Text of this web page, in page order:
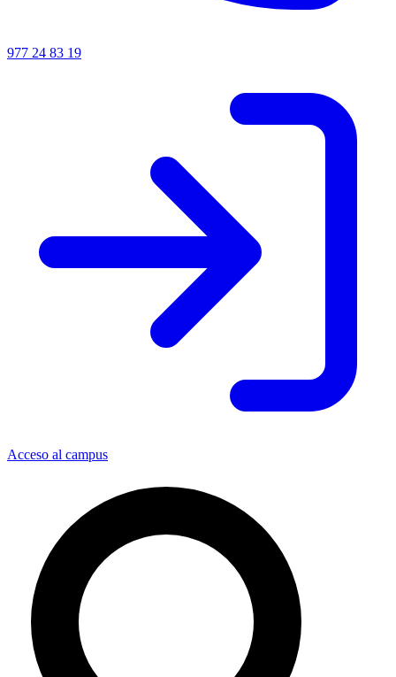
977 24 83 19
Acceso al campus